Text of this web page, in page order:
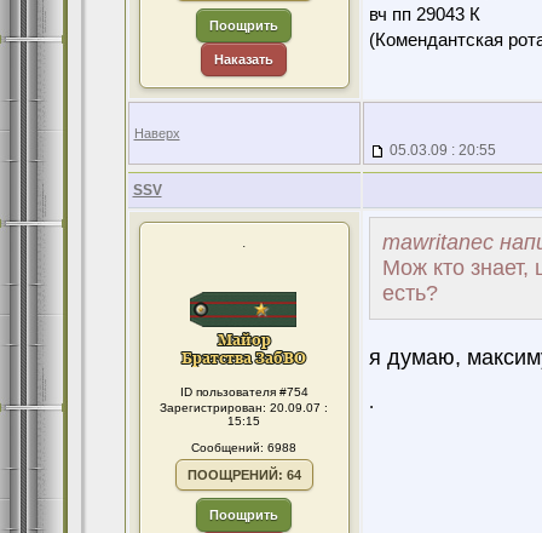
Поощрить
Наказать
вч пп 29043 К
(Комендантская
Наверх
05.03.09 : 20:55
SSV
.
ID пользователя #754
Зарегистрирован: 20.09.07 :
15:15
Сообщений: 6988
ПООЩРЕНИЙ: 64
Поощрить
mawritanec
Мож кто знает,
есть?
я думаю,
.